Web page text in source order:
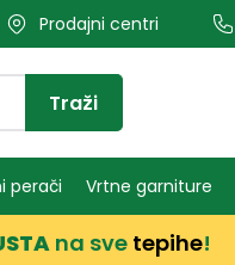
Prodajni centri
Traži
perači Vrtne garniture
na sve tepihe!